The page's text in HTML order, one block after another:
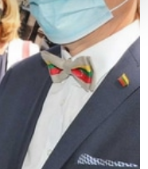
persönlichen Daten
Präferenzen im
und Anzeigen zu
Medien anbieten
Website zu
zu Ihrer
Partner für